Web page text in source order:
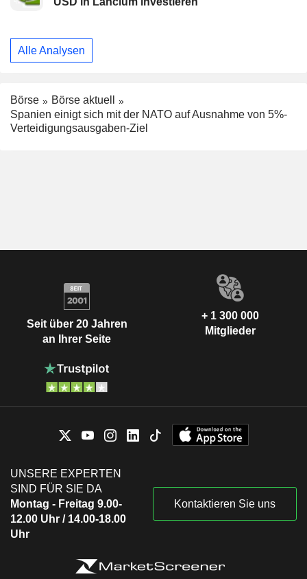
Alle Analysen
Börse
Börse aktuell
Spanien einigt sich mit der NATO auf Ausnahme von 5%-
Verteidigungsausgaben-Ziel
Seit über 20 Jahren
an Ihrer Seite
+ 1 300 000
Mitglieder
UNSERE EXPERTEN
SIND FÜR SIE DA
Montag - Freitag 9.00-
12.00 Uhr / 14.00-18.00
Uhr
Kontaktieren Sie uns